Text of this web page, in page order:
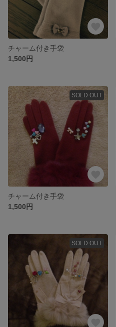
チャーム付き手袋
1,500円
SOLD OUT
チャーム付き手袋
1,500円
SOLD OUT